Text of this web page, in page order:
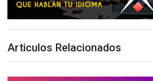
Articulos Relacionados